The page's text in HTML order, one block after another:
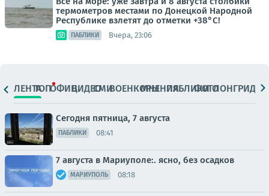
термометров местами по Донецкой Народной
Республике взлетят до отметки +38°C!
ПАБЛИКИ Вчера, 23:06
ЛЕНТАТОПОФИЦ.ВИДЕОСМИВОЕНКОРЫМНЕНИЯПАБЛИКИ
ФОТОЛОНГРИДЫ
Сегодня пятница, 7 августа
ПАБЛИКИ 08:41
7 августа в Мариуполе:. ясно, без осадков
МАРИУПОЛЬ 08:18